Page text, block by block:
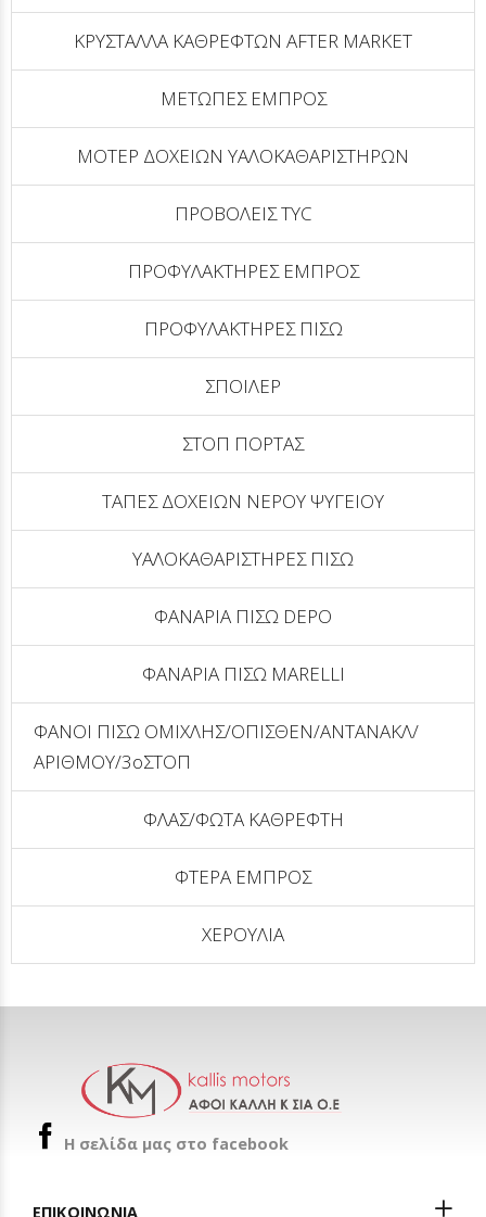
ΚΡΥΣΤΑΛΛΑ ΚΑΘΡΕΦΤΩΝ AFTER MARKET
ΜΕΤΩΠΕΣ ΕΜΠΡΟΣ
ΜΟΤΕΡ ΔΟΧΕΙΩΝ ΥΑΛΟΚΑΘΑΡΙΣΤΗΡΩΝ
ΠΡΟΒΟΛΕΙΣ TYC
ΠΡΟΦΥΛΑΚΤΗΡΕΣ ΕΜΠΡΟΣ
ΠΡΟΦΥΛΑΚΤΗΡΕΣ ΠΙΣΩ
ΣΠΟΙΛΕΡ
ΣΤΟΠ ΠΟΡΤΑΣ
ΤΑΠΕΣ ΔΟΧΕΙΩΝ ΝΕΡΟΥ ΨΥΓΕΙΟΥ
ΥΑΛΟΚΑΘΑΡΙΣΤΗΡΕΣ ΠΙΣΩ
ΦΑΝΑΡΙΑ ΠΙΣΩ DEPO
ΦΑΝΑΡΙΑ ΠΙΣΩ MARELLI
ΦΑΝΟΙ ΠΙΣΩ ΟΜΙΧΛΗΣ/ΟΠΙΣΘΕΝ/ΑΝΤΑΝΑΚΛ/
ΑΡΙΘΜΟΥ/3οΣΤΟΠ
ΦΛΑΣ/ΦΩΤΑ ΚΑΘΡΕΦΤΗ
ΦΤΕΡΑ ΕΜΠΡΟΣ
ΧΕΡΟΥΛΙΑ
H σελίδα μας στο facebook
ΕΠΙΚΟΙΝΩΝΙΑ